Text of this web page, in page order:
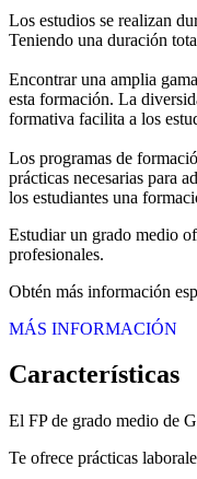
Los estudios se realizan
Teniendo una duración
Encontrar una amplia
esta formación. La
formativa facilita a los
Los programas de
prácticas necesarias para
los estudiantes una
Estudiar un grado medio
profesionales.
Obtén más información
MÁS INFORMACIÓN
Características
El FP de grado medio de
Te ofrece prácticas